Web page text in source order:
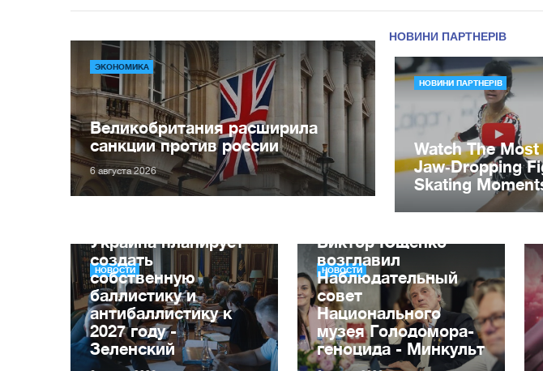
ЭКОНОМИКА
Великобритания расширила
санкции против россии
6 августа 2026
НОВОСТИ
Украина планирует
создать
собственную
баллистику и
антибаллистику к
2027 году -
Зеленский
НОВОСТИ
Виктор Ющенко
возглавил
Наблюдательный
совет
Национального
музея Голодомора-
геноцида - Минкульт